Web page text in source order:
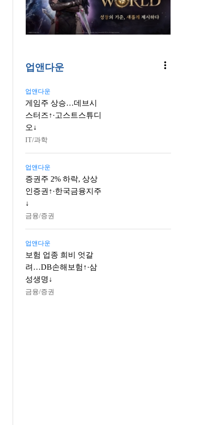
업앤다운 more_vert
업앤다운
게임주 상승…데브시
스터즈↑·고스트스튜디
오↓
IT/과학
업앤다운
증권주 2% 하락, 상상
인증권↑·한국금융지주
↓
금융/증권
업앤다운
보험 업종 희비 엇갈
려…DB손해보험↑·삼
성생명↓
금융/증권